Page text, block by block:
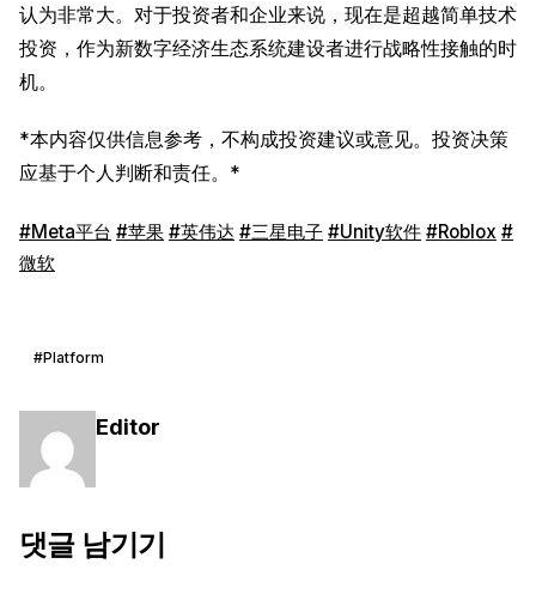
认为非常大。对于投资者和企业来说，现在是超越简单技术
投资，作为新数字经济生态系统建设者进行战略性接触的时
机。
*本内容仅供信息参考，不构成投资建议或意见。投资决策
应基于个人判断和责任。*
#Meta平台 #苹果 #英伟达 #三星电子 #Unity软件 #Roblox #
微软
#Platform
Editor
댓글 남기기